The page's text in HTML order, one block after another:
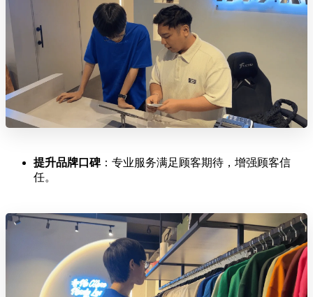
提升品牌口碑：专业服务满足顾客期待，增强顾客信
任。